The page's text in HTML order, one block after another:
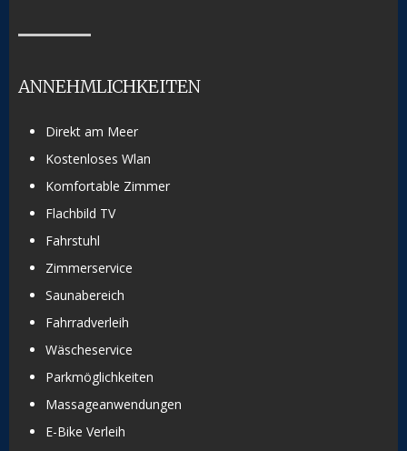
ANNEHMLICHKEITEN
Direkt am Meer
Kostenloses Wlan
Komfortable Zimmer
Flachbild TV
Fahrstuhl
Zimmerservice
Saunabereich
Fahrradverleih
Wäscheservice
Parkmöglichkeiten
Massageanwendungen
E-Bike Verleih